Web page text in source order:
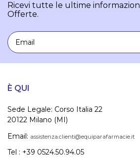
Ricevi tutte le ultime
Offerte.
Email
È QUI
Sede Legale: Corso Italia 22
20122 Milano (MI)
Email: assistenza.clienti@equiparafarmacie.it
Tel : +39 0524.50.94.05